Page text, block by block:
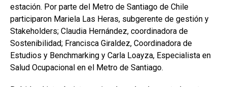
estación. Por parte del Metro de Santiago de Chile
participaron Mariela Las Heras, subgerente de gestión y
Stakeholders; Claudia Hernández, coordinadora de
Sostenibilidad; Francisca Giraldez, Coordinadora de
Estudios y Benchmarking y Carla Loayza, Especialista en
Salud Ocupacional en el Metro de Santiago.